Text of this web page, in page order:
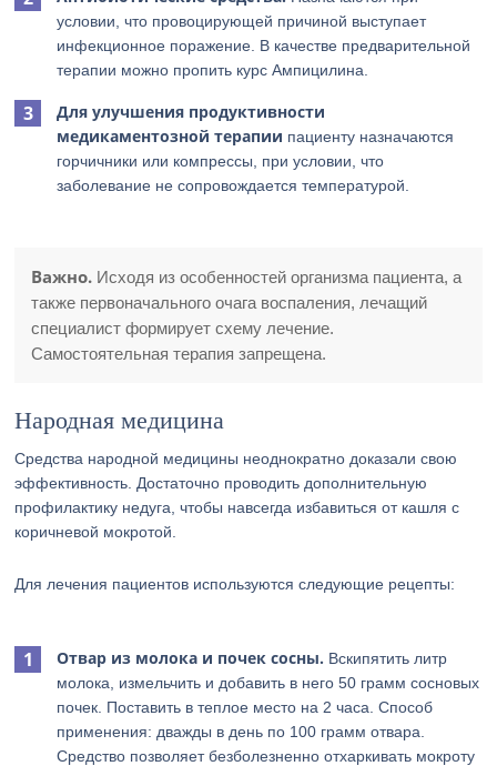
условии, что провоцирующей причиной выступает
инфекционное поражение. В качестве предварительной
терапии можно пропить курс Ампицилина.
Для улучшения продуктивности
медикаментозной терапии пациенту назначаются
горчичники или компрессы, при условии, что
заболевание не сопровождается температурой.
Важно. Исходя из особенностей организма пациента, а
также первоначального очага воспаления, лечащий
специалист формирует схему лечение.
Самостоятельная терапия запрещена.
Народная медицина
Средства народной медицины неоднократно доказали свою
эффективность. Достаточно проводить дополнительную
профилактику недуга, чтобы навсегда избавиться от кашля с
коричневой мокротой.
Для лечения пациентов используются следующие рецепты:
Отвар из молока и почек сосны. Вскипятить литр
молока, измельчить и добавить в него 50 грамм сосновых
почек. Поставить в теплое место на 2 часа. Способ
применения: дважды в день по 100 грамм отвара.
Средство позволяет безболезненно отхаркивать мокроту